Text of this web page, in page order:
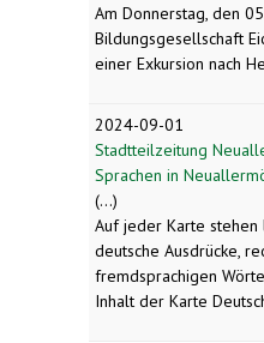
Am Donnerstag, den
Bildungsgesellschaft
einer Exkursion nach
2024-09-01
Stadtteilzeitung
Sprachen in
(...)
Auf jeder Karte stehen
deutsche Ausdrücke,
fremdsprachigen
Inhalt der Karte